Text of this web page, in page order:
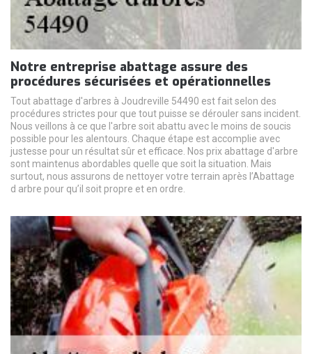
Notre entreprise abattage assure des
procédures sécurisées et opérationnelles
Tout abattage d'arbres à Joudreville 54490 est fait selon des
procédures strictes pour que tout puisse se dérouler sans incident.
Nous veillons à ce que l'arbre soit abattu avec le moins de soucis
possible pour les alentours. Chaque étape est accomplie avec
justesse pour un résultat sûr et efficace. Nos prix abattage d'arbre
sont maintenus abordables quelle que soit la situation. Mais
surtout, nous assurons de nettoyer votre terrain après l’Abattage
d arbre pour qu’il soit propre et en ordre.